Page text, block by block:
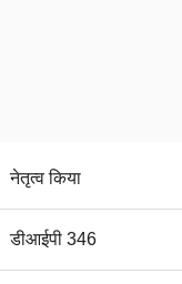
नेतृत्व किया
डीआईपी 346